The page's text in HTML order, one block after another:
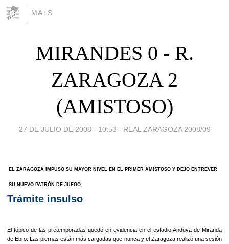
MA+S
MIRANDES 0 - R.
ZARAGOZA 2
(AMISTOSO)
27 DE JULIO DE 2008 - 10:53 - REAL ZARAGOZA 2008/09
EL ZARAGOZA IMPUSO SU MAYOR NIVEL EN EL PRIMER AMISTOSO Y DEJÓ ENTREVER
SU NUEVO PATRÓN DE JUEGO
Trámite insulso
El tópico de las pretemporadas quedó en evidencia en el estadio Anduva de Miranda
de Ebro. Las piernas están más cargadas que nunca y el Zaragoza realizó una sesión